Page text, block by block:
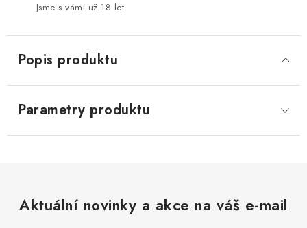
Jsme s vámi už 18 let
Popis produktu
Parametry produktu
Aktuální novinky a akce na váš e-mail